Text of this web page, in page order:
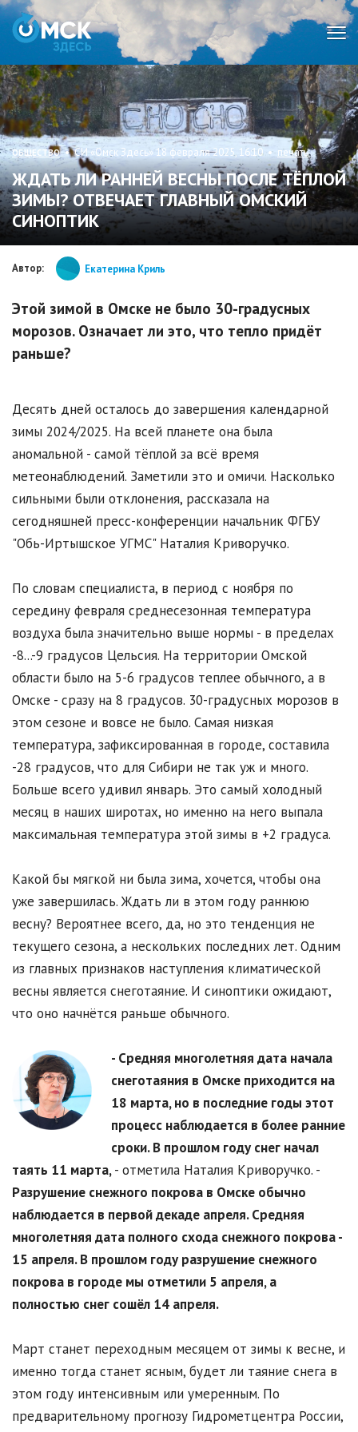
ОБЩЕСТВО• СИ «Омск Здесь» 18 февраля 2025, 16:10 •печать
ЖДАТЬ ЛИ РАННЕЙ ВЕСНЫ ПОСЛЕ ТЁПЛОЙ
ЗИМЫ? ОТВЕЧАЕТ ГЛАВНЫЙ ОМСКИЙ
СИНОПТИК
Автор: Екатерина Криль
Этой зимой в Омске не было 30-градусных
морозов. Означает ли это, что тепло придёт
раньше?
Десять дней осталось до завершения календарной
зимы 2024/2025. На всей планете она была
аномальной - самой тёплой за всё время
метеонаблюдений. Заметили это и омичи. Насколько
сильными были отклонения, рассказала на
сегодняшней пресс-конференции начальник ФГБУ
"Обь-Иртышское УГМС" Наталия Криворучко.
По словам специалиста, в период с ноября по
середину февраля среднесезонная температура
воздуха была значительно выше нормы - в пределах
-8...-9 градусов Цельсия. На территории Омской
области было на 5-6 градусов теплее обычного, а в
Омске - сразу на 8 градусов. 30-градусных морозов в
этом сезоне и вовсе не было. Самая низкая
температура, зафиксированная в городе, составила
-28 градусов, что для Сибири не так уж и много.
Больше всего удивил январь. Это самый холодный
месяц в наших широтах, но именно на него выпала
максимальная температура этой зимы в +2 градуса.
Какой бы мягкой ни была зима, хочется, чтобы она
уже завершилась. Ждать ли в этом году раннюю
весну? Вероятнее всего, да, но это тенденция не
текущего сезона, а нескольких последних лет. Одним
из главных признаков наступления климатической
весны является снеготаяние. И синоптики ожидают,
что оно начнётся раньше обычного.
- Средняя многолетняя дата начала
снеготаяния в Омске приходится на
18 марта, но в последние годы этот
процесс наблюдается в более ранние
сроки. В прошлом году снег начал
таять 11 марта,- отметила Наталия Криворучко. -
Разрушение снежного покрова в Омске обычно
наблюдается в первой декаде апреля. Средняя
многолетняя дата полного схода снежного покрова -
15 апреля. В прошлом году разрушение снежного
покрова в городе мы отметили 5 апреля, а
полностью снег сошёл 14 апреля.
Март станет переходным месяцем от зимы к весне, и
именно тогда станет ясным, будет ли таяние снега в
этом году интенсивным или умеренным. По
предварительному прогнозу Гидрометцентра России,